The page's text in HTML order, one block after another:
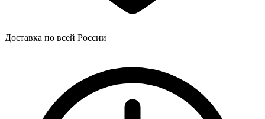
Доставка по всей России